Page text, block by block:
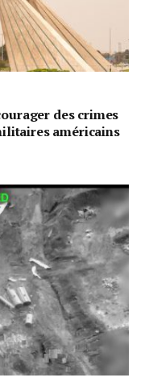
des crimes
américains